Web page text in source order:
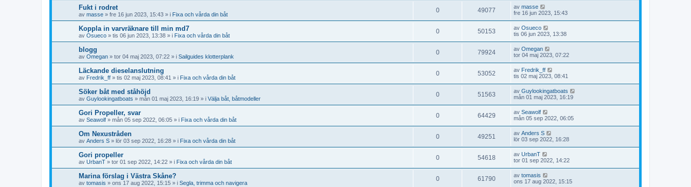
Fukt i rodret
av masse » fre 16 jun 2023, 15:43 » i Fixa och vårda din båt
0 49077 av masse
fre 16 jun 2023, 15:43
Koppla in varvräknare till min md7
av Osueco » tis 06 jun 2023, 13:38 » i Fixa och vårda din båt
0 50153 av Osueco
tis 06 jun 2023, 13:38
blogg
av Omegan » tor 04 maj 2023, 07:22 » i Sailguides klotterplank
0 79924 av Omegan
tor 04 maj 2023, 07:22
Läckande dieselanslutning
av Fredrik_ff » tis 02 maj 2023, 08:41 » i Fixa och vårda din båt
0 53052 av Fredrik_ff
tis 02 maj 2023, 08:41
Söker båt med ståhöjd
av Guylookingatboats » mån 01 maj 2023, 16:19 » i Välja båt, båtmodeller
0 51563 av Guylookingatboats
mån 01 maj 2023, 16:19
Gori Propeller, svar
av Seawolf » mån 05 sep 2022, 06:05 » i Fixa och vårda din båt
0 64429 av Seawolf
mån 05 sep 2022, 06:05
Om Nexustråden
av Anders S » lör 03 sep 2022, 16:28 » i Fixa och vårda din båt
0 49251 av Anders S
lör 03 sep 2022, 16:28
Gori propeller
av UrbanT » tor 01 sep 2022, 14:22 » i Fixa och vårda din båt
0 54618 av UrbanT
tor 01 sep 2022, 14:22
Marina förslag i Västra Skåne?
av tomasis » ons 17 aug 2022, 15:15 » i Segla, trimma och navigera
0 61790 av tomasis
ons 17 aug 2022, 15:15